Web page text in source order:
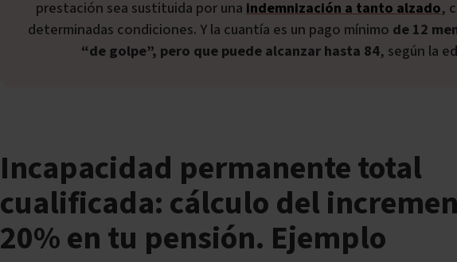
prestación sea sustituida por una indemnización a tanto alzado,
determinadas condiciones. Y la cuantía es un pago mínimo de 12
“de golpe”, pero que puede alcanzar hasta 84, según la
Incapacidad permanente total
cualificada: cálculo del
20% en tu pensión. Ejemplo